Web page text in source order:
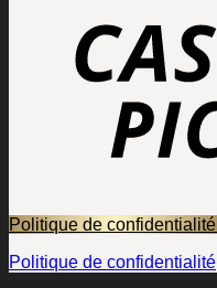
Politique de confidentialité
Politique de confidentialité